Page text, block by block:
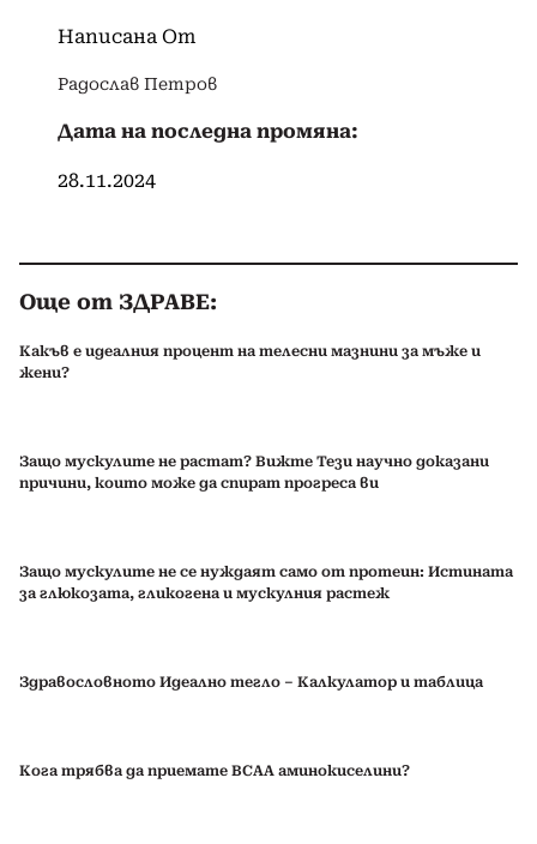
Написана От
Радослав Петров
Дата на последна промяна:
28.11.2024
Още от ЗДРАВЕ:
Какъв е идеалния процент на телесни мазнини за мъже и
жени?
Защо мускулите не растат? Вижте Тези научно доказани
причини, които може да спират прогреса ви
Защо мускулите не се нуждаят само от протеин: Истината
за глюкозата, гликогена и мускулния растеж
Здравословното Идеално тегло – Калкулатор и таблица
Кога трябва да приемате BCAA аминокиселини?